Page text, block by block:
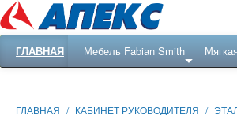
ГЛАВНАЯ Мебель Fabian Smith
ГЛАВНАЯ / КАБИНЕТ РУКОВОДИТЕЛЯ /